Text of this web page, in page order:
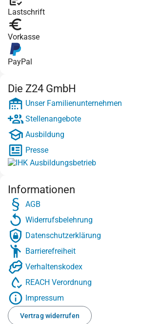
Lastschrift
Vorkasse
PayPal
Die Z24 GmbH
Unser Familienunternehmen
Stellenangebote
Ausbildung
Presse
Informationen
AGB
Widerrufsbelehrung
Datenschutzerklärung
Barrierefreiheit
Verhaltenskodex
REACH Verordnung
Impressum
Vertrag widerrufen